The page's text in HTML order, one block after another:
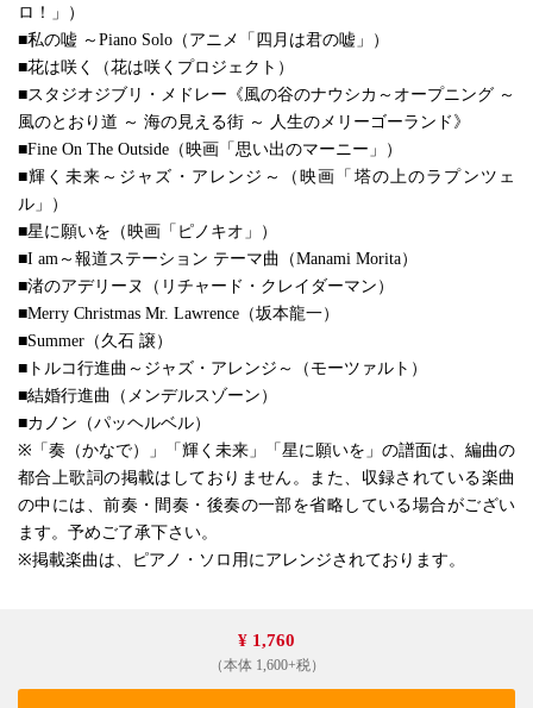
ロ！」）
■私の嘘 ～Piano Solo（アニメ「四月は君の嘘」）
■花は咲く（花は咲くプロジェクト）
■スタジオジブリ・メドレー《風の谷のナウシカ～オープニング ～
風のとおり道 ～ 海の見える街 ～ 人生のメリーゴーランド》
■Fine On The Outside（映画「思い出のマーニー」）
■輝く未来～ジャズ・アレンジ～（映画「塔の上のラプンツェ
ル」）
■星に願いを（映画「ピノキオ」）
■I am～報道ステーション テーマ曲（Manami Morita）
■渚のアデリーヌ（リチャード・クレイダーマン）
■Merry Christmas Mr. Lawrence（坂本龍一）
■Summer（久石 譲）
■トルコ行進曲～ジャズ・アレンジ～（モーツァルト）
■結婚行進曲（メンデルスゾーン）
■カノン（パッヘルベル）
※「奏（かなで）」「輝く未来」「星に願いを」の譜面は、編曲の
都合上歌詞の掲載はしておりません。また、収録されている楽曲
の中には、前奏・間奏・後奏の一部を省略している場合がござい
ます。予めご了承下さい。
※掲載楽曲は、ピアノ・ソロ用にアレンジされております。
¥ 1,760
（本体 1,600+税）